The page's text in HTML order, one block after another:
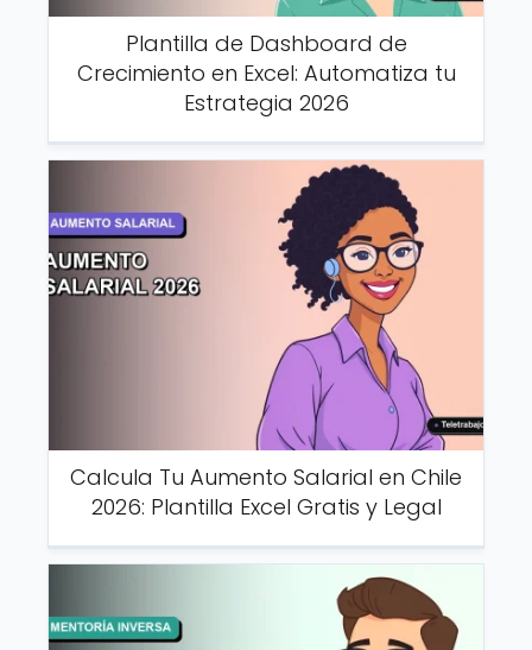
Plantilla de Dashboard de
Crecimiento en Excel: Automatiza tu
Estrategia 2026
Calcula Tu Aumento Salarial en Chile
2026: Plantilla Excel Gratis y Legal